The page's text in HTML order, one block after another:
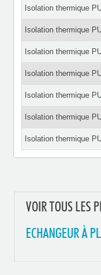
Isolation thermique
Isolation thermique
Isolation thermique
Isolation thermique
Isolation thermique
Isolation thermique
Isolation thermique
VOIR TOUS LES
ECHANGEUR À